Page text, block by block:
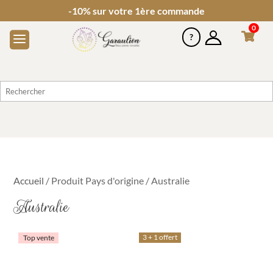
-10% sur votre 1ère commande
0
Accueil / Produit Pays d'origine / Australie
Australie
Top vente 3 + 1 offert